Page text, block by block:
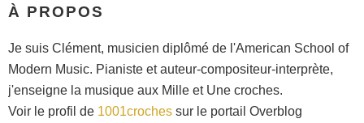
À PROPOS
Je suis Clément, musicien diplômé de l'American School of
Modern Music. Pianiste et auteur-compositeur-interprète,
j'enseigne la musique aux Mille et Une croches.
Voir le profil de 1001croches sur le portail Overblog